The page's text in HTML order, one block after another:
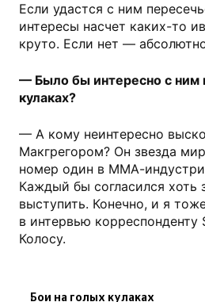
Если удастся с ним
интересы насчет каких-то
круто. Если нет —
— Было бы интересно с ним
кулаках?
— А кому неинтересно
Макгрегором? Он звезда
номер один в ММА-
Каждый бы согласился хоть
выступить. Конечно, и я
в интервью
Колосу.
Бои на голых кулаках